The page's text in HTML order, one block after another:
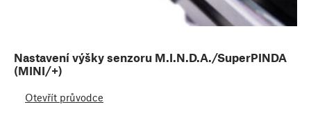
Nastavení výšky senzoru M.I.N.D.A./SuperPINDA
(MINI/+)
Otevřít průvodce